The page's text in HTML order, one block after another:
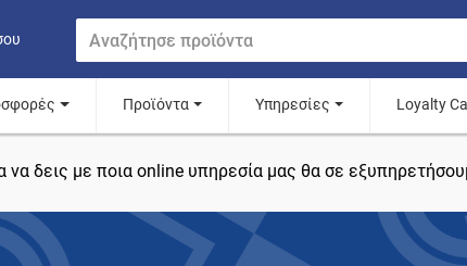
Προϊόντα Υπηρεσίες Loyalty
να δεις με ποια online υπηρεσία μας θα σε